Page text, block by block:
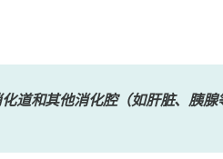
道和其他消化腔（如肝脏、胰腺